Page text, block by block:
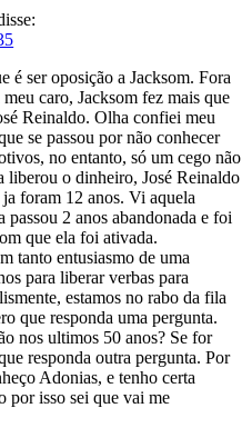
é ser oposição a Jacksom. Fora
caro, Jacksom fez mais que
Reinaldo. Olha confiei meu
se passou por não conhecer
no entanto, só um cego não
liberou o dinheiro, José Reinaldo
foram 12 anos. Vi aquela
passou 2 anos abandonada e foi
que ela foi ativada.
tanto entusiasmo de uma
para liberar verbas para
estamos no rabo da fila
que responda uma pergunta.
nos ultimos 50 anos? Se for
responda outra pergunta. Por
Adonias, e tenho certa
por isso sei que vai me